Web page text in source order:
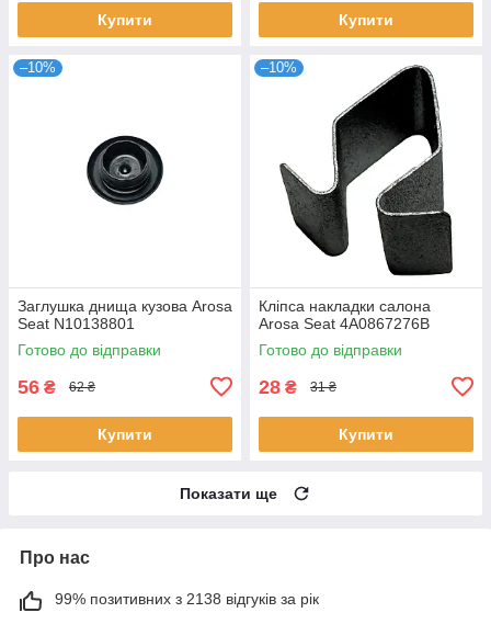
Купити Купити
–10%
Заглушка днища кузова Arosa
Seat N10138801
Готово до відправки
56 ₴ 62 ₴
Купити
–10%
Кліпса накладки салона
Arosa Seat 4A0867276B
Готово до відправки
28 ₴ 31 ₴
Купити
Показати ще
Про нас
99% позитивних з 2138 відгуків за рік